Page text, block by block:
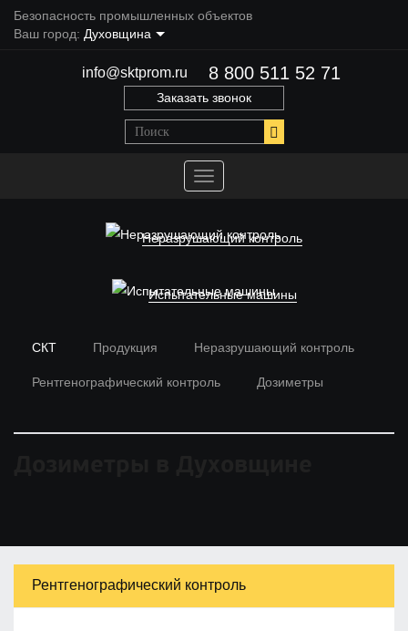
Безопасность промышленных объектов
Ваш город: Духовщина
info@sktprom.ru 8 800 511 52 71
Заказать звонок
Переключить
навигацию
Неразрушающий контроль
Испытательные машины
СКТ Продукция Неразрушающий контроль
Рентгенографический контроль Дозиметры
Рентгенографический контроль